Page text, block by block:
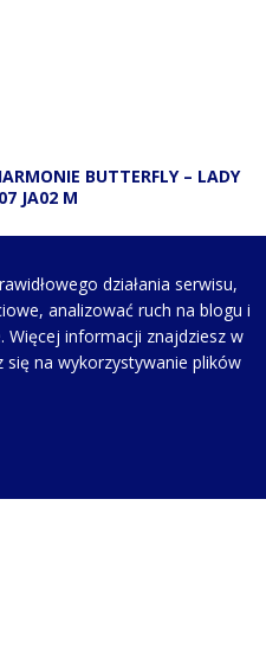
BUTTERFLY – LADY
JA02 M
514
działania serwisu,
analizować ruch na blogu i
Więcej informacji znajdziesz w
się na wykorzystywanie plików